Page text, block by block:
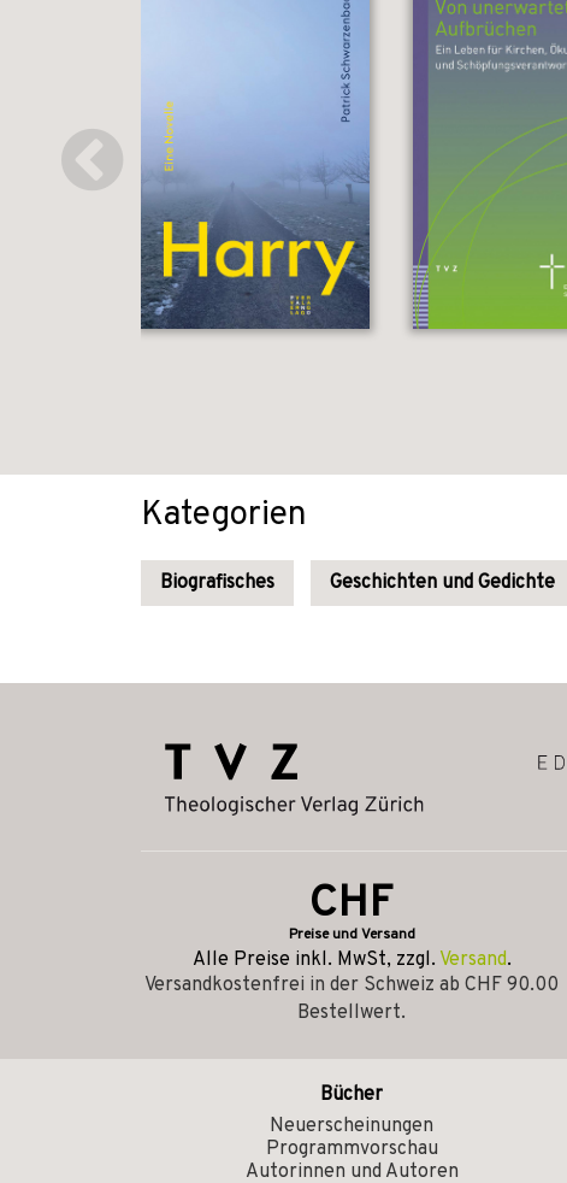
Kategorien
Biografisches Geschichten und Gedichte
CHF
Preise und Versand
Alle Preise inkl. MwSt, zzgl. Versand.
Versandkostenfrei in der Schweiz ab CHF 90.00
Bestellwert.
Bücher
Neuerscheinungen
Programmvorschau
Autorinnen und Autoren